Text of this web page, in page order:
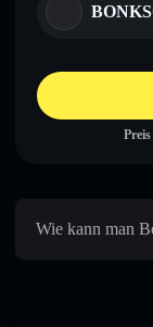
Wie kann man